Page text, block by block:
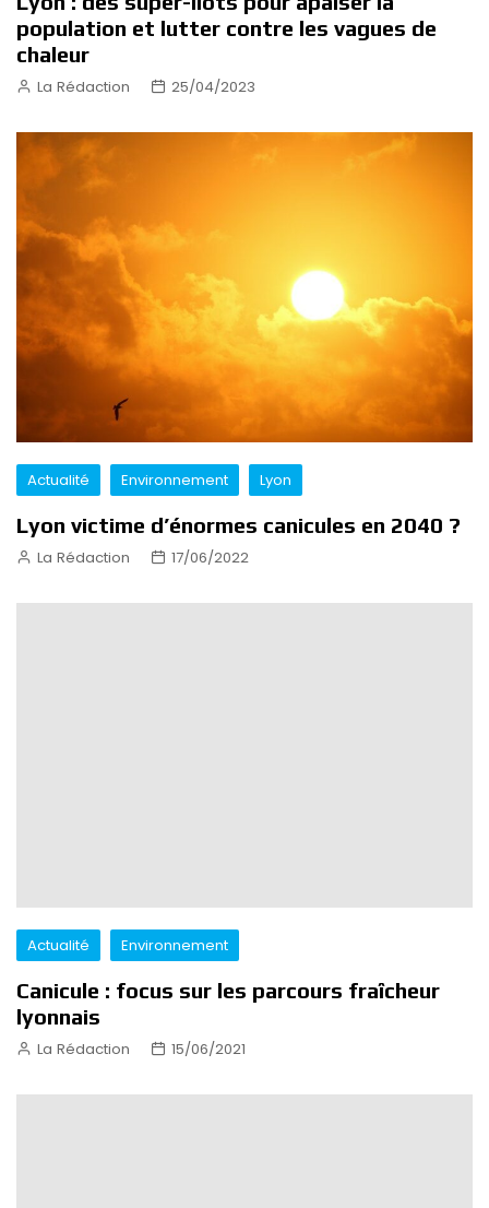
population et lutter contre les vagues de
chaleur
La Rédaction 25/04/2023
Actualité Environnement Lyon
Lyon victime d’énormes canicules en 2040 ?
La Rédaction 17/06/2022
Actualité Environnement
Canicule : focus sur les parcours fraîcheur
lyonnais
La Rédaction 15/06/2021